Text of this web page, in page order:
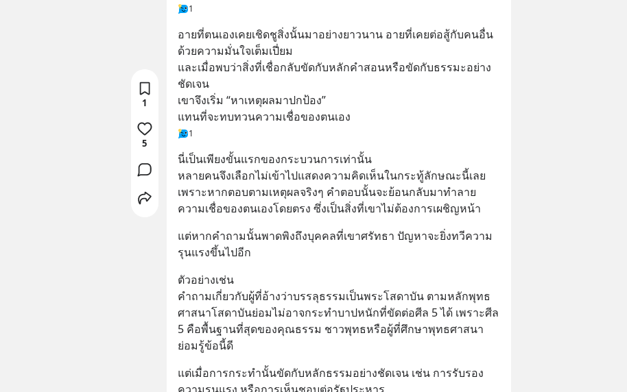
1
อายที่ตนเองเคยเชิดชูสิ่งนั้นมาอย่างยาวนาน อายที่เคยต่อสู้กับคนอื่น
ด้วยความมั่นใจเต็มเปี่ยม
และเมื่อพบว่าสิ่งที่เชื่อกลับขัดกับหลักคำสอนหรือขัดกับธรรมะอย่าง
ชัดเจน
เขาจึงเริ่ม “หาเหตุผลมาปกป้อง”
แทนที่จะทบทวนความเชื่อของตนเอง
1
นี่เป็นเพียงขั้นแรกของกระบวนการเท่านั้น
หลายคนจึงเลือกไม่เข้าไปแสดงความคิดเห็นในกระทู้ลักษณะนี้เลย
เพราะหากตอบตามเหตุผลจริงๆ คำตอบนั้นจะย้อนกลับมาทำลาย
ความเชื่อของตนเองโดยตรง ซึ่งเป็นสิ่งที่เขาไม่ต้องการเผชิญหน้า
แต่หากคำถามนั้นพาดพิงถึงบุคคลที่เขาศรัทธา ปัญหาจะยิ่งทวีความ
รุนแรงขึ้นไปอีก
ตัวอย่างเช่น
คำถามเกี่ยวกับผู้ที่อ้างว่าบรรลุธรรมเป็นพระโสดาบัน ตามหลักพุทธ
ศาสนาโสดาบันย่อมไม่อาจกระทำบาปหนักที่ขัดต่อศีล 5 ได้ เพราะศีล
5 คือพื้นฐานที่สุดของคุณธรรม ชาวพุทธหรือผู้ที่ศึกษาพุทธศาสนา
ย่อมรู้ข้อนี้ดี
แต่เมื่อการกระทำนั้นขัดกับหลักธรรมอย่างชัดเจน เช่น การรับรอง
1
5